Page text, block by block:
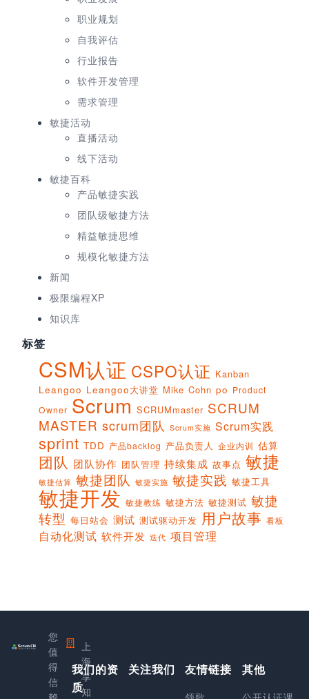
职业规划
自我评估
行业报告
软件开发管理
需求管理
敏捷活动
直播活动
线下活动
敏捷百科
产品敏捷实践
团队级敏捷方法
精益敏捷思维
规模化敏捷方法
新闻
极限编程XP
知识库
标签
CSM认证 CSPO认证 Kanban
Leangoo Leangoo大讲堂 Mike Cohn po Product
Owner Scrum SCRUMmaster SCRUM
MASTER scrum团队 Scrum实施 Scrum实践
sprint TDD 产品backlog 产品负责人 企业内训 估算
团队 团队协作 团队管理 持续集成 故事点 敏捷
敏捷估算 敏捷团队 敏捷实施 敏捷实践 敏捷工具
敏捷开发 敏捷教练 敏捷方法 敏捷测试 敏捷
转型 每日站会 测试 测试驱动开发 用户故事 看板
自动化测试 软件开发 迭代 项目管理
您
值
得
信
上
海
享
知
我们的资
质
关注我们 友情链接 其他